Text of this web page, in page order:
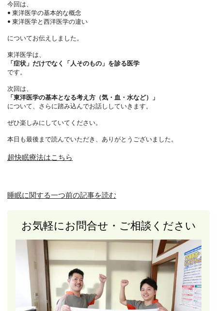
今回は、
• 東洋医学の基本的な概念
• 東洋医学と西洋医学の違い
についてお伝えしました。
東洋医学は、
「症状」だけでなく「人そのもの」を診る医学
です。
次回は、
「東洋医学の基本となる考え方（気・血・水など）」
について、さらに踏み込んでお話ししていきます。
ぜひ楽しみにしていてください。
本日も最後まで読んでいただき、ありがとうございました。
超快眠療法はこちら
睡眠に関する一つ前の記事を読む
お気軽にお問合せ・ご相談ください